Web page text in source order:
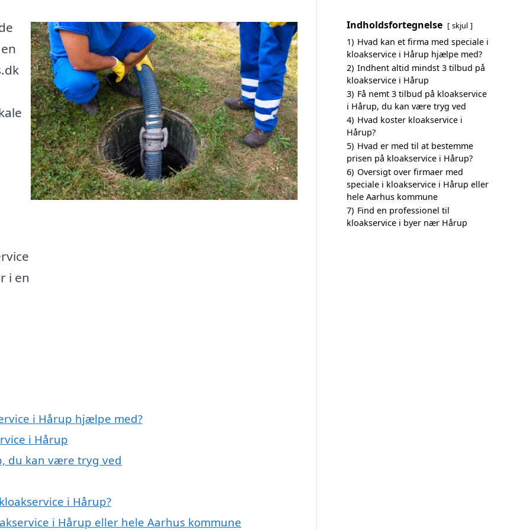
i en
i Hårup hjælpe med?
i Hårup
du kan være tryg ved
i Hårup?
i Hårup eller hele Aarhus kommune
Indholdsfortegnelse skjul
1) Hvad kan et firma med speciale i
kloakservice i Hårup hjælpe med?
2) Indhent altid mindst 3 tilbud på
kloakservice i Hårup
3) Få nemt 3 tilbud på kloakservice
i Hårup, du kan være tryg ved
4) Hvad koster kloakservice i
Hårup?
5) Hvad er med til at bestemme
prisen på kloakservice i Hårup?
6) Oversigt over firmaer med
speciale i kloakservice i Hårup eller
hele Aarhus kommune
7) Find en professionel til
kloakservice i byer nær Hårup